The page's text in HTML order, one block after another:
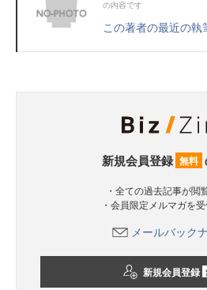
の内容です
この著者の最近の執
新規会員登録 無料
・全ての過去記事が閲
・会員限定メルマガを
メールバック
新規会員登録